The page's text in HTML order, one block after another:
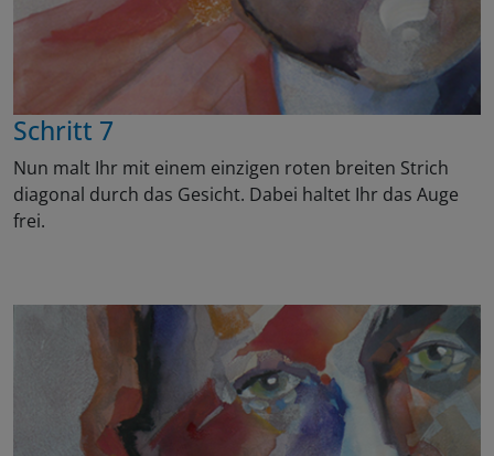
Schritt 7
Nun malt Ihr mit einem einzigen roten breiten Strich
diagonal durch das Gesicht. Dabei haltet Ihr das Auge
frei.